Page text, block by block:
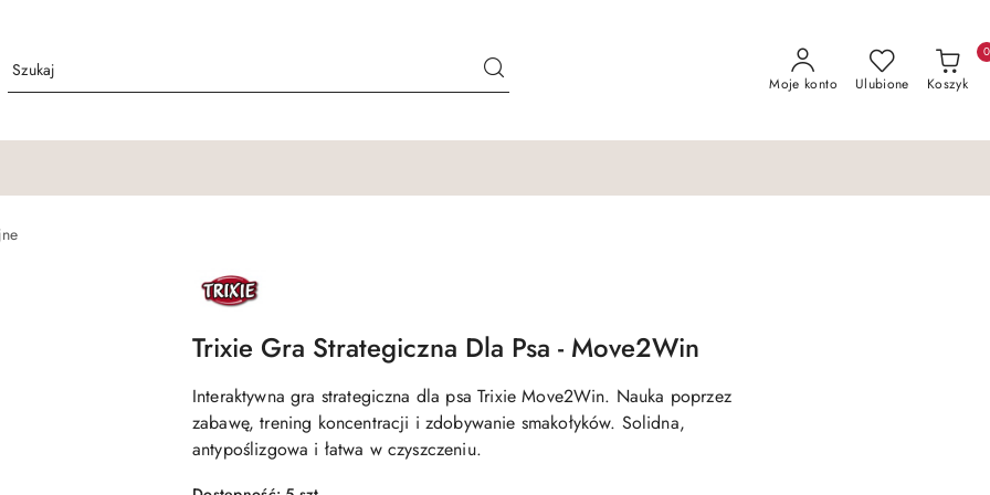
Moje konto Ulubione Koszyk
0
NAZWA
PRODUCENTA:
TRIXIE
Trixie Gra Strategiczna Dla Psa - Move2Win
Interaktywna gra strategiczna dla psa Trixie Move2Win. Nauka poprzez
zabawę, trening koncentracji i zdobywanie smakołyków. Solidna,
antypoślizgowa i łatwa w czyszczeniu.